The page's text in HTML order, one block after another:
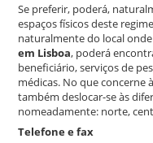
Se preferir, poderá,
espaços físicos deste
naturalmente do local
em Lisboa, poderá
beneficiário, serviços de
médicas. No que concerne
também deslocar-se às
nomeadamente: norte,
Telefone e fax